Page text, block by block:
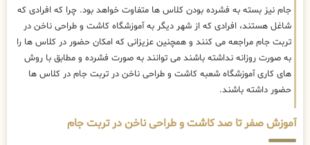
جام نیز بسته به فشرده بودن کلاس ها متفاوت خواهد بود. چرا که افرادی که
شاغل هستند، افرادی که از شهر دیگر به آموزشگاه کاشت و طراحی ناخن در
تربت جام مراجعه می کنند و همچنین عزیزانی که امکان حضور در کلاس ها را
به صورت روزانه نداشته باشند می توانند به صورت فشرده و مطابق با روش
های کاری آموزشگاه شعبه کاشت و طراحی ناخن در تربت جام در کلاس ها
حضور داشته باشند.
آموزش صفر تا صد کاشت و طراحی ناخن در تربت جام